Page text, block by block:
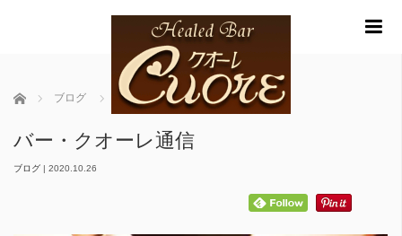
ホーム ブログ バー・クオーレ通信
バー・クオーレ通信
ブログ | 2020.10.26